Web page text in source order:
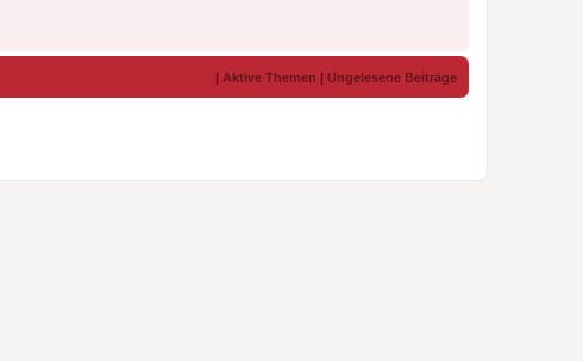
| Aktive Themen | Ungelesene Beiträge